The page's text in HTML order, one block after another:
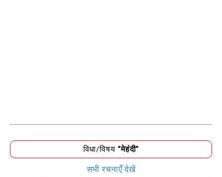
विधा/विषय "मेहंदी"
सभी रचनाएँ देखें